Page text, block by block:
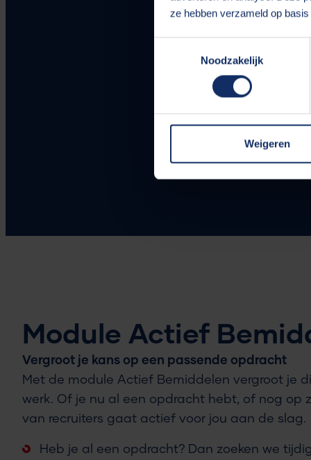
ze hebben verzameld op
Noodzakelijk
Weigeren
Module Actief
Vergroot je kans op een passende opdracht
Met de module Actief Bemiddelen vergroot je
werk. Of je nu al een opdracht hebt, of nog op
van recruiters gaat actief voor jou aan de slag.
Heb je al een opdracht? Dan zoeken we